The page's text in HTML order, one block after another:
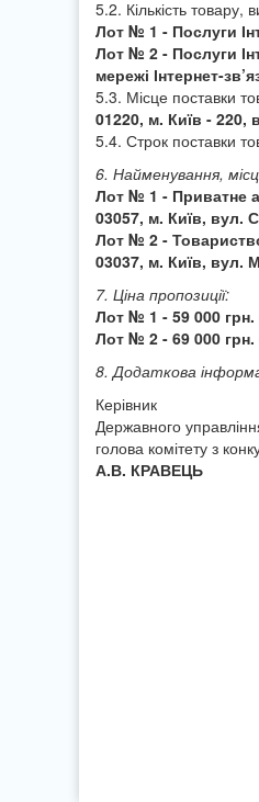
5.2. Кількість товару,
Лот № 1 - Послуги
Лот № 2 - Послуги
мережі Інтернет-
5.3. Місце поставки
01220, м. Київ - 220,
5.4. Строк поставки
6. Найменування,
Лот № 1 - Приватне
03057, м. Київ, вул.
Лот № 2 -
03037, м. Київ, вул.
7. Ціна пропозиції:
Лот № 1 - 59 000 грн.
Лот № 2 - 69 000 грн.
8. Додаткова
Керівник
Державного
голова комітету з
А.В. КРАВЕЦЬ